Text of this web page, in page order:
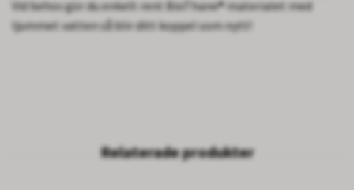
Vid behov gör du enkelt rent BioThane® materialet med
ljummet vatten så blir ditt koppel som nytt!